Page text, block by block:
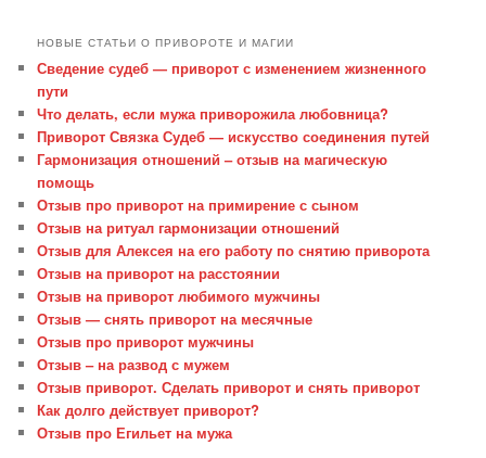
НОВЫЕ СТАТЬИ О ПРИВОРОТЕ И МАГИИ
Сведение судеб — приворот с изменением жизненного
пути
Что делать, если мужа приворожила любовница?
Приворот Связка Судеб — искусство соединения путей
Гармонизация отношений – отзыв на магическую
помощь
Отзыв про приворот на примирение с сыном
Отзыв на ритуал гармонизации отношений
Отзыв для Алексея на его работу по снятию приворота
Отзыв на приворот на расстоянии
Отзыв на приворот любимого мужчины
Отзыв — снять приворот на месячные
Отзыв про приворот мужчины
Отзыв – на развод с мужем
Отзыв приворот. Сделать приворот и снять приворот
Как долго действует приворот?
Отзыв про Егильет на мужа